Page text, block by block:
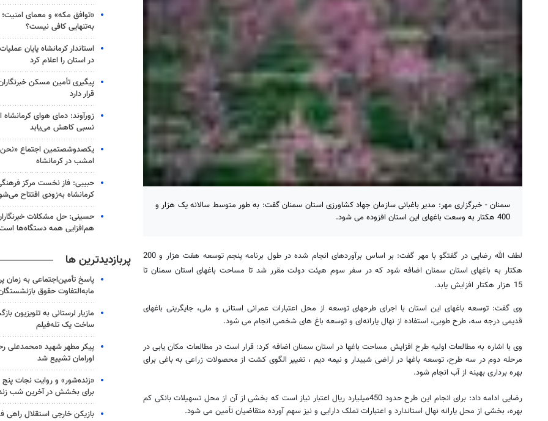
سمنان - خبرگزاری مهر: مدیر باغبانی سازمان جهاد کشاورزی استان سمنان گفت: به طور متوسط سالانه یک هزار و
400 هکتار به وسعت باغهای این استان افزوده می شود.
لطف الله رضایی در گفتگو با مهر گفت: بر اساس برآوردهای انجام شده در طول برنامه پنجم توسعه هفت هزار و 200
هکتار به باغهای استان سمنان اضافه شود که در سفر سوم هیئت دولت مقرر شد تا مساحت باغهای استان سمنان تا
15 هزار هکتار افزایش یابد.
وی گفت: توسعه باغهای این استان با اجرای طرحهای توسعه از محل اعتبارات عمرانی استانی و ملی، جایگرینی باغهای
قدیمی درجه سه، طرح طوبی، استفاده از نهال یارانه‌ای و توسعه باغ های شخصی انجام می شود.
وی با اشاره به مطالعات اولیه طرح افزایش مساحت باغها در استان سمنان اضافه کرد: قرار است در مطالعات مکان یابی در
مرحله دوم در سه طرح، توسعه باغها در اراضی شیبدار و نیمه دیم ، تغییر الگوی کشت از محصولات زراعی به باغی برای
بهره برداری بهینه از آب انجام شود.
رضایی ادامه داد: برای انجام این طرح حدود 450میلیارد ریال اعتبار نیاز است که بخشی از آن از محل تسهیلات بانکی کم
بهره، بخشی از محل یارانه نهال استاندارد و اعتبارات تملک دارایی و نیز سهم آورده متقاضیان تاَمین می شود.
«توافق مکه» و معمای امنیت؛
به‌تنهایی کافی نیست؟
استاندار کرمانشاه پایان
در استان را اعلام کرد
پیگیری تأمین مسکن
قرار دارد
زورآوند: دمای هوای کرمانشاه
نسبی کاهش می‌یابد
یکصدوشصتمین اجتماع «نحن
امشب در کرمانشاه
حبیبی: فاز نخست مرکز
کرمانشاه به‌زودی افتتاح
حسینی: حل مشکلات
هم‌افزایی همه دستگاه‌ها
پربازدیدترین ها
پاسخ تأمین‌اجتماعی به زمان
مابه‌التفاوت حقوق
مازیار لرستانی به تلویزیون
ساخت یک تله‌فیلم
پیکر مطهر شهید «محمدعلی
اورامان تشییع شد
«زنده‌شور» و روایت نجات
برای بخشش در آخرین شب
بازیکن خارجی استقلال راهی